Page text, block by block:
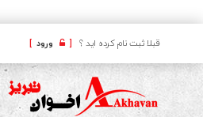
قبلا ثبت نام کرده اید ؟ [ ورود]